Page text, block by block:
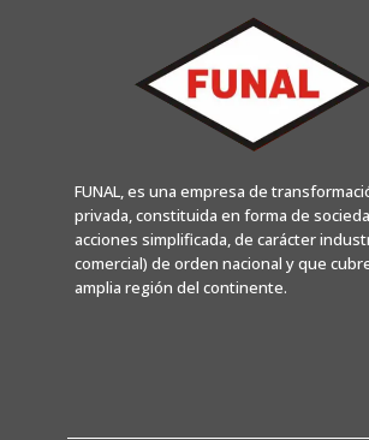
FUNAL, es una empresa de
privada, constituida en forma de
acciones simplificada, de carácter
comercial) de orden nacional y que
amplia región del continente.